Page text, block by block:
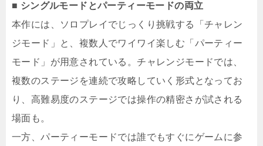
■ シングルモードとパーティーモードの両立
本作には、ソロプレイでじっくり挑戦する「チャレン
ジモード」と、複数人でワイワイ楽しむ「パーティー
モード」が用意されている。チャレンジモードでは、
複数のステージを連続で攻略していく形式となってお
り、高難易度のステージでは操作の精密さが試される
場面も。
一方、パーティーモードでは誰でもすぐにゲームに参